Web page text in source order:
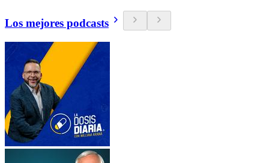
Los mejores podcasts